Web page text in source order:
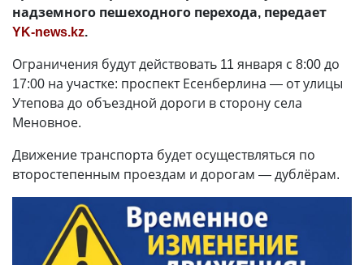
надземного пешеходного перехода, передает
YK-news.kz.
Ограничения будут действовать 11 января с 8:00 до
17:00 на участке: проспект Есенберлина — от улицы
Утепова до объездной дороги в сторону села
Меновное.
Движение транспорта будет осуществляться по
второстепенным проездам и дорогам — дублёрам.